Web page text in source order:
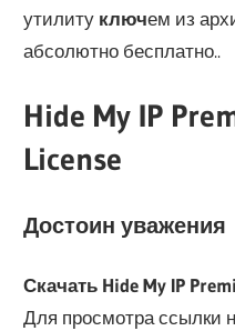
утилиту ключем из
абсолютно бесплатно..
Hide My IP
License
Достоин уважения
Скачать Hide My IP
Для просмотра ссылки